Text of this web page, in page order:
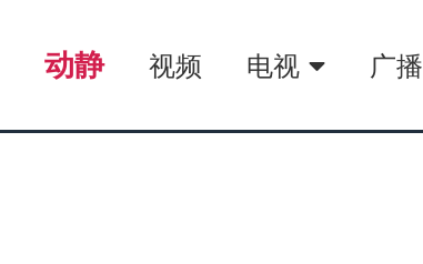
动静 视频 电视 广播